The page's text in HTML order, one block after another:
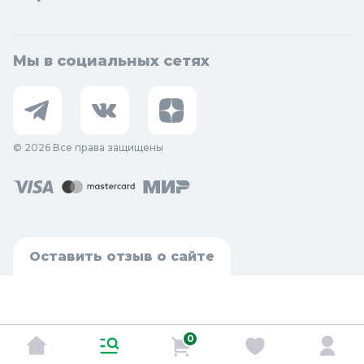
Мы в социальных сетях
© 2026 Все права защищены
Оставить отзыв о сайте
0